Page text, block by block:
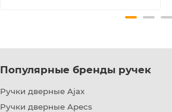
Популярные бренды ручек
Ручки дверные Ajax
Ручки дверные Apecs